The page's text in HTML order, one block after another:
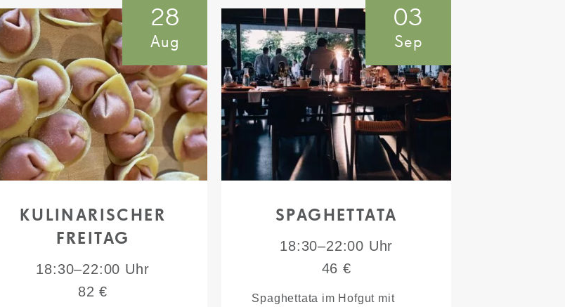
28
Aug
KULINARISCHER
FREITAG
18:30–22:00 Uhr
82 €
03
Sep
SPAGHETTATA
18:30–22:00 Uhr
46 €
Spaghettata im Hofgut mit